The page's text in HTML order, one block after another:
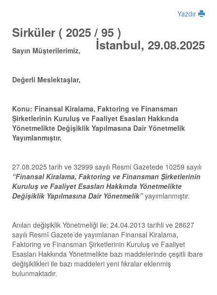
Yazdır
Sirküler ( 2025 / 95 )
İstanbul, 29.08.2025
Sayın Müşterilerimiz,
Değerli Meslektaşlar,
Konu: Finansal Kiralama, Faktoring ve Finansman
Şirketlerinin Kuruluş ve Faaliyet Esasları Hakkında
Yönetmelikte Değişiklik Yapılmasına Dair Yönetmelik
Yayımlanmıştır.
27.08.2025 tarih ve 32999 sayılı Resmi Gazetede 10259 sayılı
“Finansal Kiralama, Faktoring ve Finansman Şirketlerinin
Kuruluş ve Faaliyet Esasları Hakkında Yönetmelikte
Değişiklik Yapılmasına Dair Yönetmelik” yayımlanmıştır.
Anılan değişiklik Yönetmeliği ile; 24.04.2013 tarihli ve 28627
sayılı Resmî Gazete’de yayımlanan Finansal Kiralama,
Faktoring ve Finansman Şirketlerinin Kuruluş ve Faaliyet
Esasları Hakkında Yönetmelikte bazı maddelerinde çeşitli ibare
değişiklikleri ile bazı maddeleri yeni fıkralar eklenmiş
bulunmaktadır.